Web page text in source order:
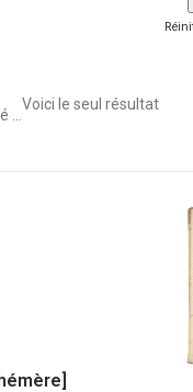
…
Voici le seul résultat